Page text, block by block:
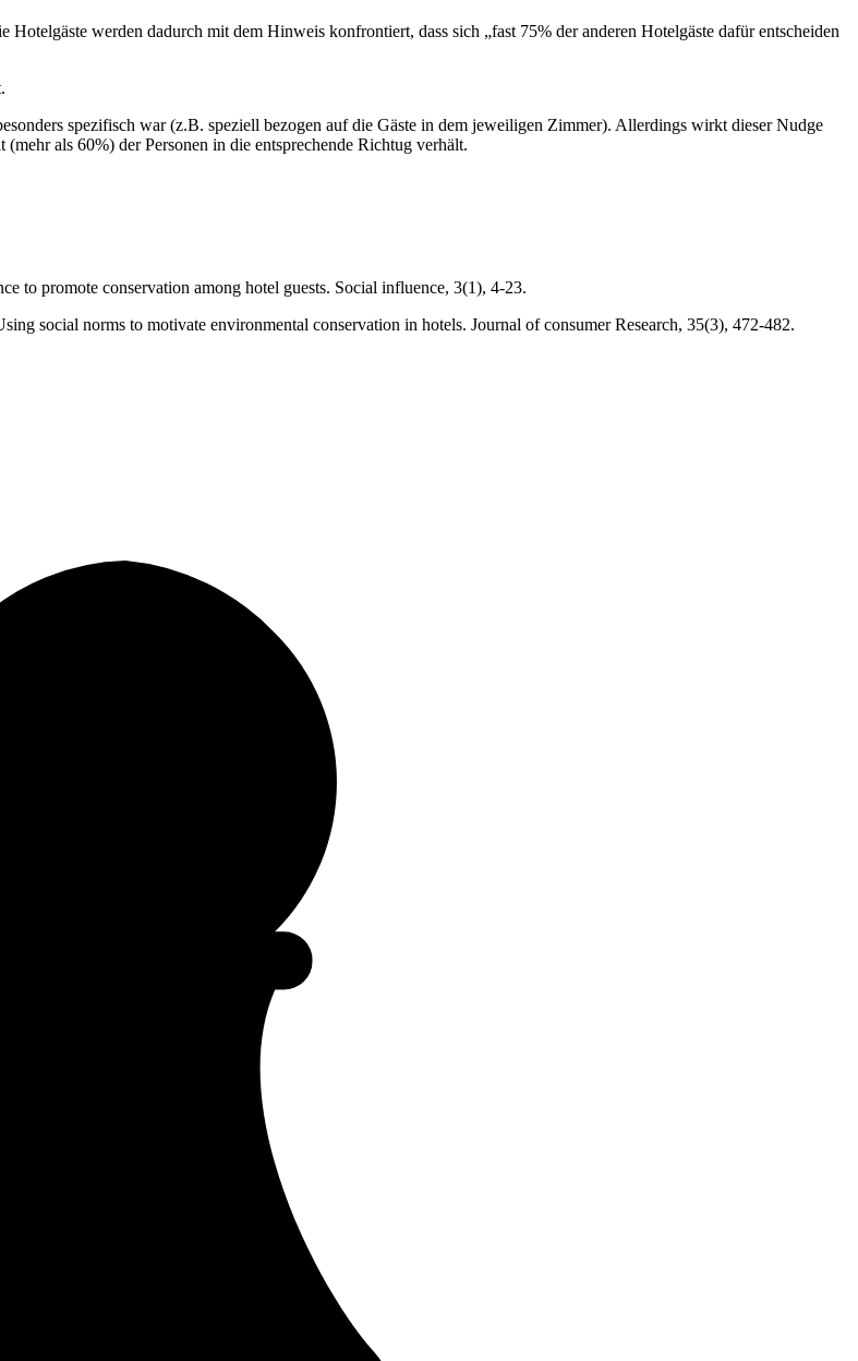
werden dadurch mit dem Hinweis konfrontiert, dass sich „fast 75% der anderen Hotelgäste dafür entscheiden
spezifisch war (z.B. speziell bezogen auf die Gäste in dem jeweiligen Zimmer). Allerdings wirkt dieser Nudge
als 60%) der Personen in die entsprechende Richtug verhält.
to promote conservation among hotel guests. Social influence, 3(1), 4-23.
social norms to motivate environmental conservation in hotels. Journal of consumer Research, 35(3), 472-482.